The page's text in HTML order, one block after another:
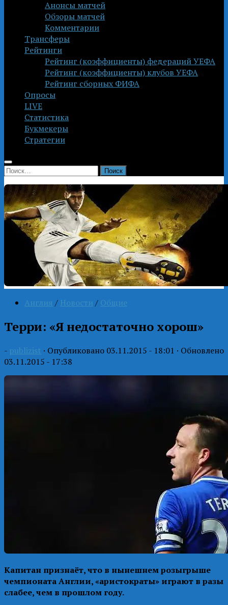
Анонсы матчей
Обзоры матчей
Комментарии
Трансферы
Рейтинги
Рейтинг (коэффициенты) федераций УЕФА
Рейтинг (коэффициенты) клубов УЕФА
Рейтинг сборных ФИФА
Опросы
LIVE
Статистика
Букмекеры
Стратегии
Найти:
Англия / Новости / Общие
Терри: «Я недостаточно хорош»
- publizist · Опубликовано 03.11.2015 - 18:01 · Обновлено
03.11.2015 - 17:38
Капитан признаёт, что в нынешнем розыгрыше
чемпионата Англии, «аристократы» играют в разы
слабее, чем в прошлом году.